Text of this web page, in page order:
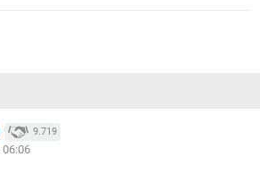
9.719
06:06